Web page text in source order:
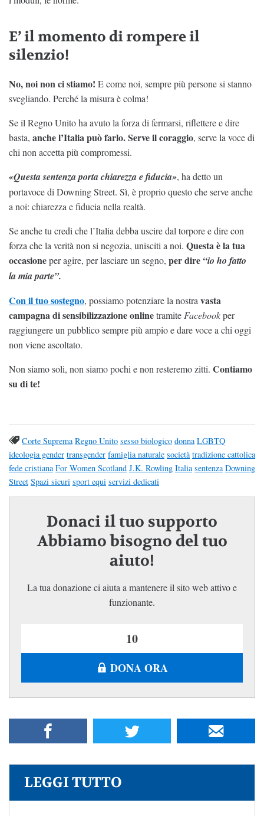
E’ il momento di rompere il
silenzio!
No, noi non ci stiamo! E come noi, sempre più persone si stanno
svegliando. Perché la misura è colma!
Se il Regno Unito ha avuto la forza di fermarsi, riflettere e dire
basta, anche l’Italia può farlo. Serve il coraggio, serve la voce di
chi non accetta più compromessi.
«Questa sentenza porta chiarezza e fiducia», ha detto un
portavoce di Downing Street. Sì, è proprio questo che serve anche
a noi: chiarezza e fiducia nella realtà.
Se anche tu credi che l’Italia debba uscire dal torpore e dire con
forza che la verità non si negozia, unisciti a noi. Questa è la tua
occasioneper agire, per lasciare un segno, per dire “io ho fatto
la mia parte”.
Con il tuo sostegno, possiamo potenziare la nostravasta
campagna di sensibilizzazione onlinetramiteFacebookper
raggiungere un pubblico sempre più ampio e dare voce a chi oggi
non viene ascoltato.
Non siamo soli, non siamo pochi e non resteremo zitti. Contiamo
su di te!
Corte Suprema Regno Unito sesso biologico donna LGBTQ
ideologia gender transgender famiglia naturale società tradizione cattolica
fede cristiana For Women Scotland J.K. Rowling Italia sentenza Downing
Street Spazi sicuri sport equi servizi dedicati
Donaci il tuo supporto
Abbiamo bisogno del tuo
aiuto!
La tua donazione ci aiuta a mantenere il sito web attivo e
funzionante.
DONA ORA
LEGGI TUTTO